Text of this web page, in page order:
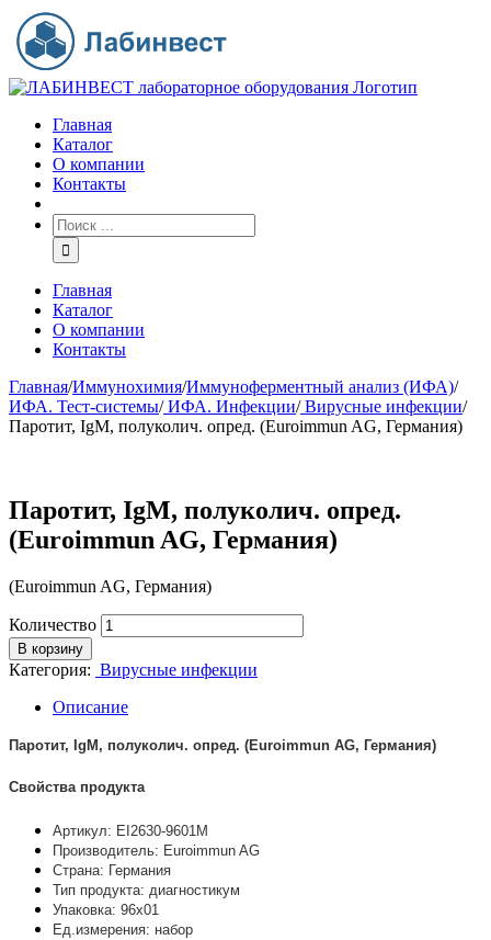
Главная
Каталог
О компании
Контакты
Главная
Каталог
О компании
Контакты
Главная/Иммунохимия/Иммуноферментный анализ (ИФА)/
ИФА. Тест-системы/ИФА. Инфекции/Вирусные инфекции/
Паротит, IgM, полуколич. опред. (Euroimmun AG, Германия)
Паротит, IgM, полуколич. опред.
(Euroimmun AG, Германия)
(Euroimmun AG, Германия)
Количество
В корзину
Категория: Вирусные инфекции
Описание
Паротит, IgM, полуколич. опред. (Euroimmun AG, Германия)
Свойства продукта
Артикул: EI2630-9601M
Производитель: Euroimmun AG
Страна: Германия
Тип продукта: диагностикум
Упаковка: 96х01
Ед.измерения: набор